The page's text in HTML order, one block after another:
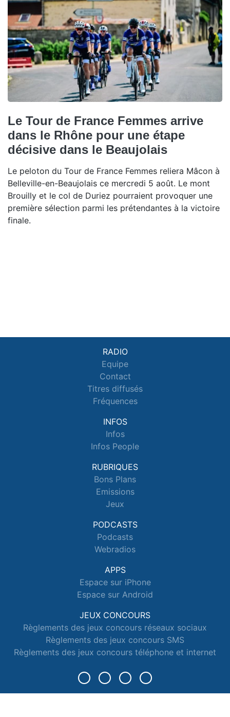
Le Tour de France Femmes arrive
dans le Rhône pour une étape
décisive dans le Beaujolais
Le peloton du Tour de France Femmes reliera Mâcon à
Belleville-en-Beaujolais ce mercredi 5 août. Le mont
Brouilly et le col de Duriez pourraient provoquer une
première sélection parmi les prétendantes à la victoire
finale.
RADIO
Equipe
Contact
Titres diffusés
Fréquences
INFOS
Infos
Infos People
RUBRIQUES
Bons Plans
Emissions
Jeux
PODCASTS
Podcasts
Webradios
APPS
Espace sur iPhone
Espace sur Android
JEUX CONCOURS
Règlements des jeux concours réseaux sociaux
Règlements des jeux concours SMS
Règlements des jeux concours téléphone et internet